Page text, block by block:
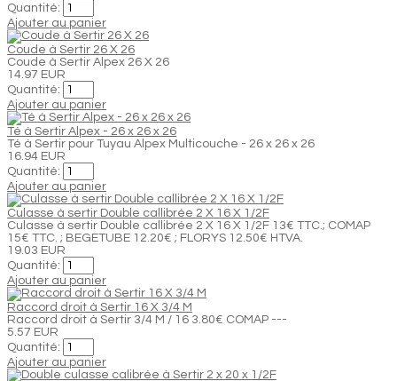
Quantité:
Ajouter au panier
Coude à Sertir 26 X 26
Coude à Sertir Alpex 26 X 26
14.97 EUR
Quantité:
Ajouter au panier
Té à Sertir Alpex - 26 x 26 x 26
Té à Sertir pour Tuyau Alpex Multicouche - 26 x 26 x 26
16.94 EUR
Quantité:
Ajouter au panier
Culasse à sertir Double callibrée 2 X 16 X 1/2F
Culasse à sertir Double callibrée 2 X 16 X 1/2F 13€ TTC.; COMAP
15€ TTC. ; BEGETUBE 12.20€ ; FLORYS 12.50€ HTVA.
19.03 EUR
Quantité:
Ajouter au panier
Raccord droit à Sertir 16 X 3/4 M
Raccord droit à Sertir 3/4 M / 16 3.80€ COMAP ---
5.57 EUR
Quantité:
Ajouter au panier